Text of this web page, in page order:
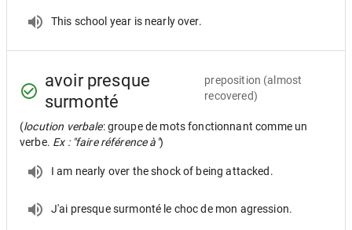
This school year is nearly over.
avoir presque
surmonté
preposition (almost
recovered)
(locution verbale: groupe de mots fonctionnant comme un
verbe. Ex : "faire référence à")
I am nearly over the shock of being attacked.
J'ai presque surmonté le choc de mon agression.